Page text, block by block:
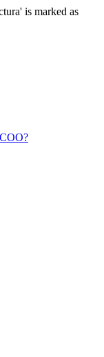
is marked as